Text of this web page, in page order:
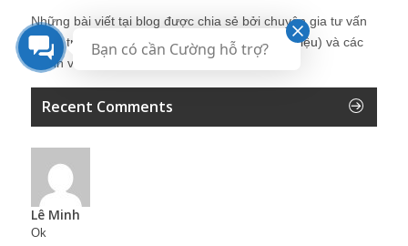
Những bài viết tại blog được chia sẻ bởi chuyên gia tư vấn
Quản trị Nhân sự Nguyễn Hùng Cường (giới thiệu) và các
thành viên khác trong cộng đồng Nhân sự.
Recent Comments
Lê Minh
Ok
Bạn có cần Cường hỗ trợ?